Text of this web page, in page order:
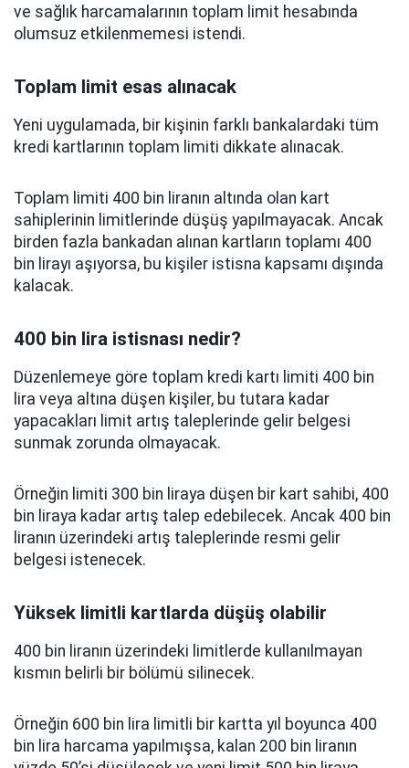
ve sağlık harcamalarının toplam limit hesabında
olumsuz etkilenmemesi istendi.
Toplam limit esas alınacak
Yeni uygulamada, bir kişinin farklı bankalardaki tüm
kredi kartlarının toplam limiti dikkate alınacak.
Toplam limiti 400 bin liranın altında olan kart
sahiplerinin limitlerinde düşüş yapılmayacak. Ancak
birden fazla bankadan alınan kartların toplamı 400
bin lirayı aşıyorsa, bu kişiler istisna kapsamı dışında
kalacak.
400 bin lira istisnası nedir?
Düzenlemeye göre toplam kredi kartı limiti 400 bin
lira veya altına düşen kişiler, bu tutara kadar
yapacakları limit artış taleplerinde gelir belgesi
sunmak zorunda olmayacak.
Örneğin limiti 300 bin liraya düşen bir kart sahibi, 400
bin liraya kadar artış talep edebilecek. Ancak 400 bin
liranın üzerindeki artış taleplerinde resmi gelir
belgesi istenecek.
Yüksek limitli kartlarda düşüş olabilir
400 bin liranın üzerindeki limitlerde kullanılmayan
kısmın belirli bir bölümü silinecek.
Örneğin 600 bin lira limitli bir kartta yıl boyunca 400
bin lira harcama yapılmışsa, kalan 200 bin liranın